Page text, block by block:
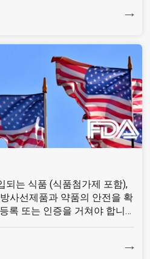
되는 식품 (식품첨가제 포함),
사선제품과 약품의 안전을 확
록 또는 인증을 거쳐야 합니